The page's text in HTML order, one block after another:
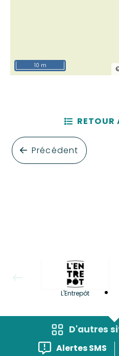
10 m
Précédent
RETOUR
L'Entrepôt
D'autres
Alertes SMS